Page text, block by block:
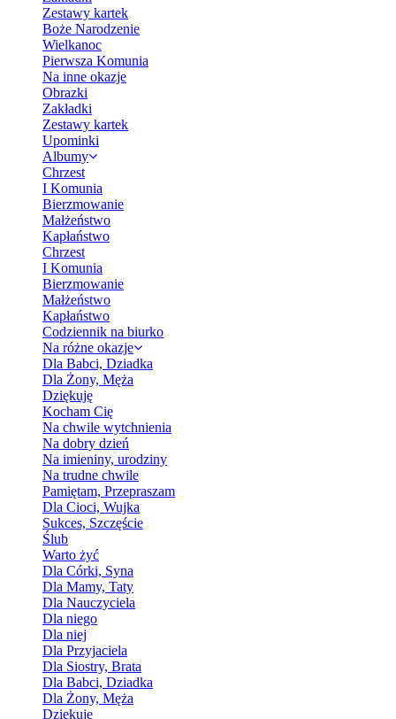
Zestawy kartek
Boże Narodzenie
Wielkanoc
Pierwsza Komunia
Na inne okazje
Obrazki
Zakładki
Zestawy kartek
Upominki
Albumy
Chrzest
I Komunia
Bierzmowanie
Małżeństwo
Kapłaństwo
Chrzest
I Komunia
Bierzmowanie
Małżeństwo
Kapłaństwo
Codziennik na biurko
Na różne okazje
Dla Babci, Dziadka
Dla Żony, Męża
Dziękuję
Kocham Cię
Na chwile wytchnienia
Na dobry dzień
Na imieniny, urodziny
Na trudne chwile
Pamiętam, Przepraszam
Dla Cioci, Wujka
Sukces, Szczęście
Ślub
Warto żyć
Dla Córki, Syna
Dla Mamy, Taty
Dla Nauczyciela
Dla niego
Dla niej
Dla Przyjaciela
Dla Siostry, Brata
Dla Babci, Dziadka
Dla Żony, Męża
Dziękuję